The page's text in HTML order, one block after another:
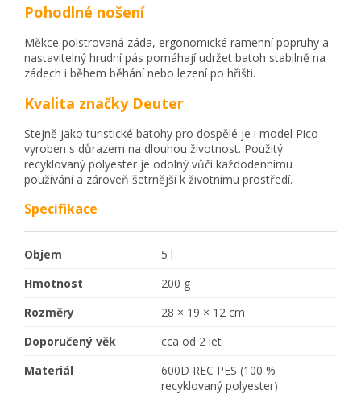
Pohodlné nošení
Měkce polstrovaná záda, ergonomické ramenní popruhy a
nastavitelný hrudní pás pomáhají udržet batoh stabilně na
zádech i během běhání nebo lezení po hřišti.
Kvalita značky Deuter
Stejně jako turistické batohy pro dospělé je i model Pico
vyroben s důrazem na dlouhou životnost. Použitý
recyklovaný polyester je odolný vůči každodennímu
používání a zároveň šetrnější k životnímu prostředí.
Specifikace
Objem
5 l
Hmotnost
200 g
Rozměry
28 × 19 × 12 cm
Doporučený věk
cca od 2 let
Materiál
600D REC PES (100 %
recyklovaný polyester)